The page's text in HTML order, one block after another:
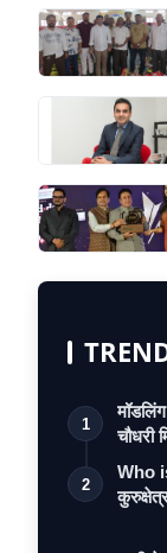
1
चौधरी
2
Who